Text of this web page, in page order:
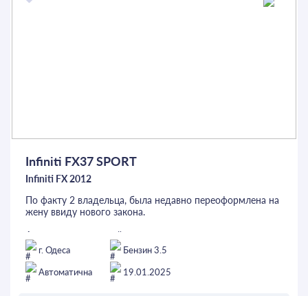
Infiniti FX37 SPORT
Infiniti FX 2012
По факту 2 владельца, была недавно переоформлена на
жену ввиду нового закона.
Aвто в максимальной комплектации.
Официальный авто, не Америка!
Не Был в ДТП!!!
г. Одеса
Бензин 3.5
Автоматична
19.01.2025